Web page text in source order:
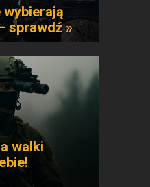
wybierają
sprawdź »
walki